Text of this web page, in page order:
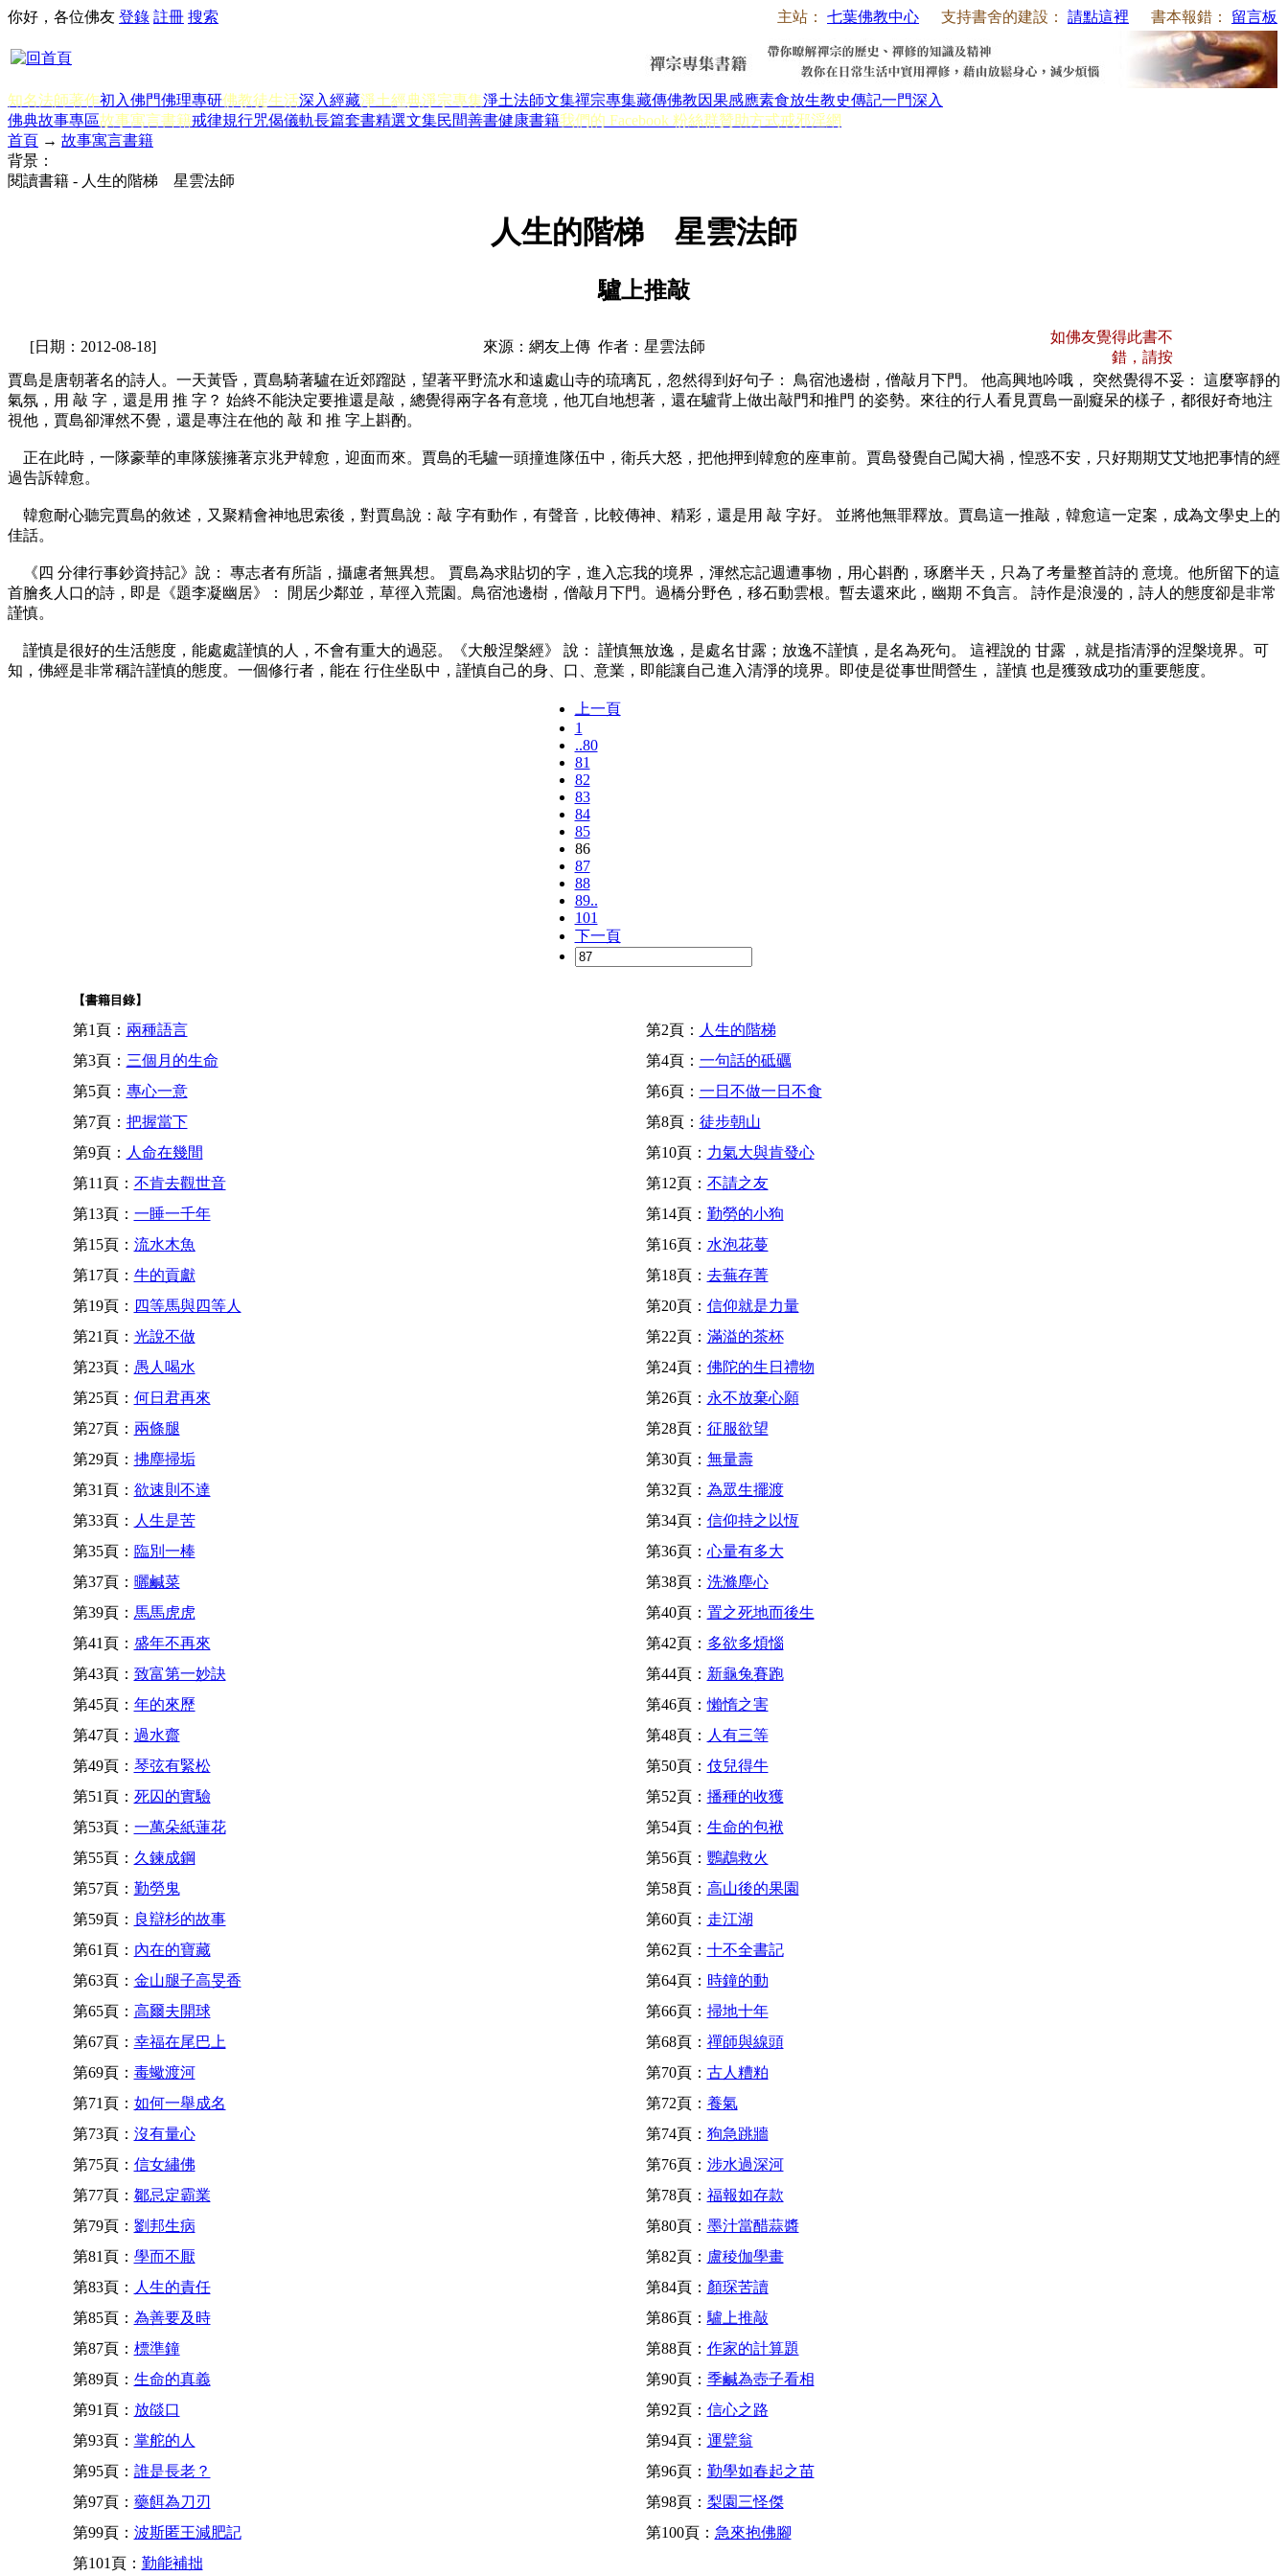
主站： 七葉佛教中心 支持書舍的建設： 請點這裡 書本報錯： 留言板
你好，各位佛友 登錄 註冊 搜索
知名法師著作初入佛門佛理專研佛教徒生活深入經藏淨土經典淨宗專集淨土法師文集禪宗專集藏傳佛教因果感應素食放生教史傳記一門深入
佛典故事專區故事寓言書籍戒律規行咒偈儀軌長篇套書精選文集民間善書健康書籍我們的 Facebook 粉絲群贊助方式戒邪淫網
首頁 → 故事寓言書籍
背景：
閱讀書籍 - 人生的階梯 星雲法師
人生的階梯 星雲法師
驢上推敲
[日期：2012-08-18] 來源：網友上傳 作者：星雲法師
如佛友覺得此書不
錯，請按
賈島是唐朝著名的詩人。一天黃昏，賈島騎著驢在近郊蹓跶，望著平野流水和遠處山寺的琉璃瓦，忽然得到好句子： 鳥宿池邊樹，僧敲月下門。 他高興地吟哦， 突然覺得不妥： 這麼寧靜的
氣氛，用 敲 字，還是用 推 字？ 始終不能決定要推還是敲，總覺得兩字各有意境，他兀自地想著，還在驢背上做出敲門和推門 的姿勢。來往的行人看見賈島一副癡呆的樣子，都很好奇地注
視他，賈島卻渾然不覺，還是專注在他的 敲 和 推 字上斟酌。
正在此時，一隊豪華的車隊簇擁著京兆尹韓愈，迎面而來。賈島的毛驢一頭撞進隊伍中，衛兵大怒，把他押到韓愈的座車前。賈島發覺自己闖大禍，惶惑不安，只好期期艾艾地把事情的經
過告訴韓愈。
韓愈耐心聽完賈島的敘述，又聚精會神地思索後，對賈島說：敲 字有動作，有聲音，比較傳神、精彩，還是用 敲 字好。 並將他無罪釋放。賈島這一推敲，韓愈這一定案，成為文學史上的
佳話。
《四 分律行事鈔資持記》說： 專志者有所詣，攝慮者無異想。 賈島為求貼切的字，進入忘我的境界，渾然忘記週遭事物，用心斟酌，琢磨半天，只為了考量整首詩的 意境。他所留下的這
首膾炙人口的詩，即是《題李凝幽居》： 閒居少鄰並，草徑入荒園。鳥宿池邊樹，僧敲月下門。過橋分野色，移石動雲根。暫去還來此，幽期 不負言。 詩作是浪漫的，詩人的態度卻是非常
謹慎。
謹慎是很好的生活態度，能處處謹慎的人，不會有重大的過惡。《大般涅槃經》 說： 謹慎無放逸，是處名甘露；放逸不謹慎，是名為死句。 這裡說的 甘露 ，就是指清淨的涅槃境界。可
知，佛經是非常稱許謹慎的態度。一個修行者，能在 行住坐臥中，謹慎自己的身、口、意業，即能讓自己進入清淨的境界。即使是從事世間營生， 謹慎 也是獲致成功的重要態度。
上一頁
1
..80
81
82
83
84
85
86
87
88
89..
101
下一頁
【書籍目錄】
第1頁： 兩種語言 第2頁： 人生的階梯
第3頁： 三個月的生命 第4頁： 一句話的砥礪
第5頁： 專心一意 第6頁： 一日不做一日不食
第7頁： 把握當下 第8頁： 徒步朝山
第9頁： 人命在幾間 第10頁： 力氣大與肯發心
第11頁： 不肯去觀世音 第12頁： 不請之友
第13頁： 一睡一千年 第14頁： 勤勞的小狗
第15頁： 流水木魚 第16頁： 水泡花蔓
第17頁： 牛的貢獻 第18頁： 去蕪存菁
第19頁： 四等馬與四等人 第20頁： 信仰就是力量
第21頁： 光說不做 第22頁： 滿溢的茶杯
第23頁： 愚人喝水 第24頁： 佛陀的生日禮物
第25頁： 何日君再來 第26頁： 永不放棄心願
第27頁： 兩條腿 第28頁： 征服欲望
第29頁： 拂塵掃垢 第30頁： 無量壽
第31頁： 欲速則不達 第32頁： 為眾生擺渡
第33頁： 人生是苦 第34頁： 信仰持之以恆
第35頁： 臨別一棒 第36頁： 心量有多大
第37頁： 曬鹹菜 第38頁： 洗滌塵心
第39頁： 馬馬虎虎 第40頁： 置之死地而後生
第41頁： 盛年不再來 第42頁： 多欲多煩惱
第43頁： 致富第一妙訣 第44頁： 新龜兔賽跑
第45頁： 年的來歷 第46頁：懶惰之害
第47頁： 過水齋 第48頁： 人有三等
第49頁： 琴弦有緊松 第50頁： 伎兒得牛
第51頁： 死囚的實驗 第52頁： 播種的收獲
第53頁： 一萬朵紙蓮花 第54頁： 生命的包袱
第55頁： 久鍊成鋼 第56頁： 鸚鵡救火
第57頁： 勤勞鬼 第58頁： 高山後的果園
第59頁： 良辯杉的故事 第60頁： 走江湖
第61頁： 內在的寶藏 第62頁： 十不全書記
第63頁： 金山腿子高旻香 第64頁： 時鐘的動
第65頁： 高爾夫開球 第66頁： 掃地十年
第67頁： 幸福在尾巴上 第68頁： 禪師與線頭
第69頁： 毒蠍渡河 第70頁： 古人糟粕
第71頁： 如何一舉成名 第72頁： 養氣
第73頁： 沒有量心 第74頁： 狗急跳牆
第75頁： 信女繡佛 第76頁： 涉水過深河
第77頁： 鄒忌定霸業 第78頁： 福報如存款
第79頁： 劉邦生病 第80頁： 墨汁當醋蒜醬
第81頁： 學而不厭 第82頁： 盧稜伽學畫
第83頁： 人生的責任 第84頁： 顏琛苦讀
第85頁： 為善要及時 第86頁： 驢上推敲
第87頁： 標準鐘 第88頁： 作家的計算題
第89頁： 生命的真義 第90頁： 季鹹為壺子看相
第91頁： 放燄口 第92頁： 信心之路
第93頁： 掌舵的人 第94頁： 運甓翁
第95頁： 誰是長老？ 第96頁： 勤學如春起之苗
第97頁： 藥餌為刀刃 第98頁： 梨園三怪傑
第99頁： 波斯匿王減肥記 第100頁： 急來抱佛腳
第101頁： 勤能補拙